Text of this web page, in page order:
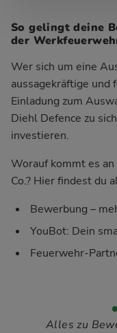
So gelingt deine
der
Wer sich um eine
aussagekräftige
Einladung zum
Diehl Defence zu
investieren.
Worauf kommt es
Co.? Hier findest du
Bewerbung –
YouBot: Dein
Feuerwehr-
Alles zu